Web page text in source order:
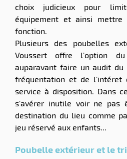
choix judicieux pour
équipement et ainsi mettre
fonction.
Plusieurs des poubelles
Voussert offre l'option
auparavant faire un audit
fréquentation et de l'intéret
service à disposition. Dans
s'avérer inutile voir ne pas
destination du lieu comme
jeu réservé aux enfants...
Poubelle extérieur et le